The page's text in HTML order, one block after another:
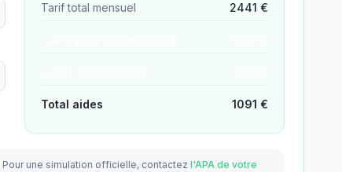
Tarif total mensuel 2441 €
Total aides 1091 €
Pour une simulation officielle, contactez l'APA de votre